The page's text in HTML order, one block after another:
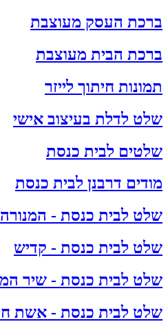
ברכת העסק מעוצבת
ברכת הבית מעוצבת
תמונות חיתוך לייזר
שלט לדלת בעיצוב אישי
שלטים לבית כנסת
מודים דרבנן לבית כנסת
שלט לבית כנסת - המנורה
שלט לבית כנסת - קדיש
שלט לבית כנסת - שיר
שלט לבית כנסת - אשת